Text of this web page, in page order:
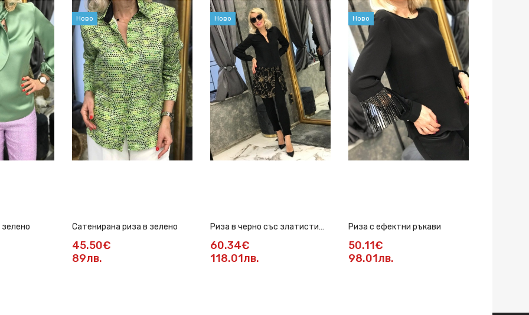
Ново
Сатенирана риза в зелено
45.50€
89лв.
Ново
Риза в черно със златисти
цветя
60.34€
118.01лв.
Ново
Риза с ефектни ръкави
50.11€
98.01лв.